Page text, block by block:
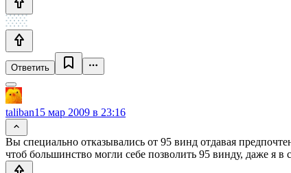
Ответить
taliban15 мар 2009 в 23:16
Вы специально отказывались от 95 винд отдавая
чтоб большинство могли себе позволить 95 винду, даже я